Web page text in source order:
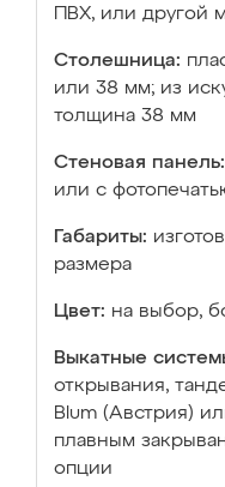
ПВХ, или другой
Столешница:
или 38 мм; из
толщина 38 мм
Стеновая панель:
или с
Габариты:
размера
Цвет: на выбор,
Выкатные
открывания,
Blum (Австрия)
плавным
опции